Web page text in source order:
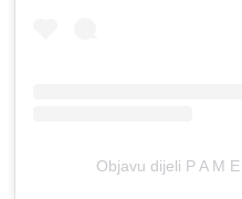
Objavu dijeli P A M